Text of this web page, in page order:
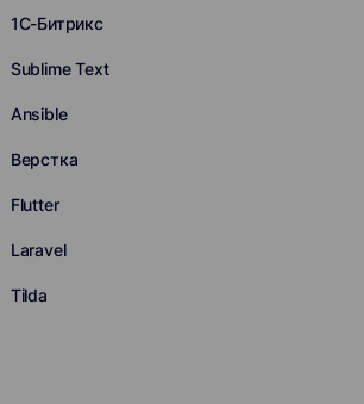
1С-Битрикс
Sublime Text
Ansible
Верстка
Flutter
Laravel
Tilda